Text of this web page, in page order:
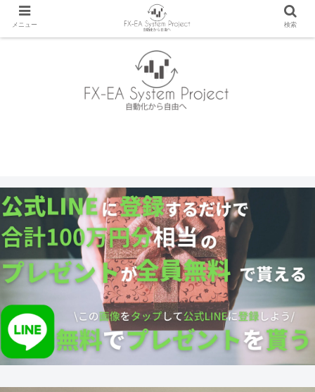
メニュー 検索